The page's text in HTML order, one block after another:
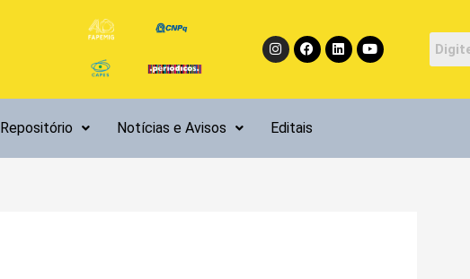
InstagramFacebook
LinkedinYoutube
Repositório Notícias e Avisos Editais